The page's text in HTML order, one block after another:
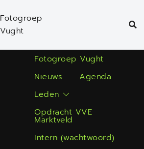
Fotogroep
Vught
Fotogroep Vught
Nieuws
Agenda
Leden
Opdracht VVE
Marktveld
Intern (wachtwoord)